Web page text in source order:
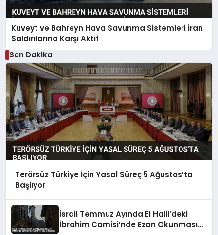
Kuveyt ve Bahreyn Hava Savunma Sistemleri İran
Saldırılarına Karşı Aktif
Son Dakika
Terörsüz Türkiye İçin Yasal Süreç 5 Ağustos’ta
Başlıyor
İsrail Temmuz Ayında El Halil’deki
İbrahim Camisi’nde Ezan Okunmasını